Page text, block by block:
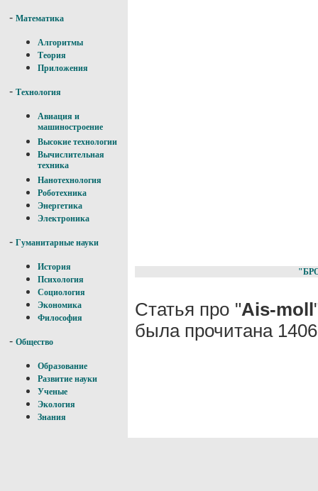
- Математика
Алгоритмы
Теория
Приложения
- Технология
Авиация и
машиностроение
Высокие технологии
Вычислительная
техника
Нанотехнология
Роботехника
Энергетика
Электроника
- Гуманитарные науки
История
Психология
Социология
Экономика
Философия
- Общество
Образование
Развитие науки
Ученые
Экология
Знания
Статья про "Ais-moll
была прочитана